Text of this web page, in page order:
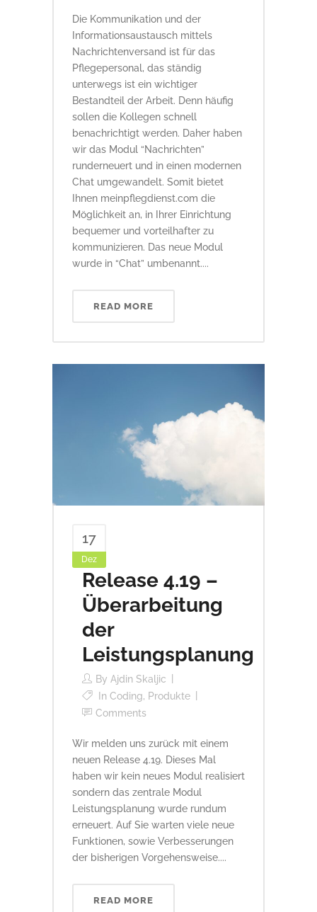
Die Kommunikation und der
Informationsaustausch mittels
Nachrichtenversand ist für das
Pflegepersonal, das ständig
unterwegs ist ein wichtiger
Bestandteil der Arbeit. Denn häufig
sollen die Kollegen schnell
benachrichtigt werden. Daher haben
wir das Modul “Nachrichten”
runderneuert und in einen modernen
Chat umgewandelt. Somit bietet
Ihnen meinpflegdienst.com die
Möglichkeit an, in Ihrer Einrichtung
bequemer und vorteilhafter zu
kommunizieren. Das neue Modul
wurde in “Chat” umbenannt....
READ MORE
17
Dez
Release 4.19 –
Überarbeitung
der
Leistungsplanung
By Ajdin Skaljic
In Coding, Produkte
Comments
Wir melden uns zurück mit einem
neuen Release 4.19. Dieses Mal
haben wir kein neues Modul realisiert
sondern das zentrale Modul
Leistungsplanung wurde rundum
erneuert. Auf Sie warten viele neue
Funktionen, sowie Verbesserungen
der bisherigen Vorgehensweise....
READ MORE